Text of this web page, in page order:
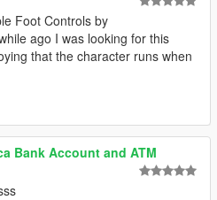
Foot Controls by
ago I was looking for this
that the character runs when
Bank Account and ATM